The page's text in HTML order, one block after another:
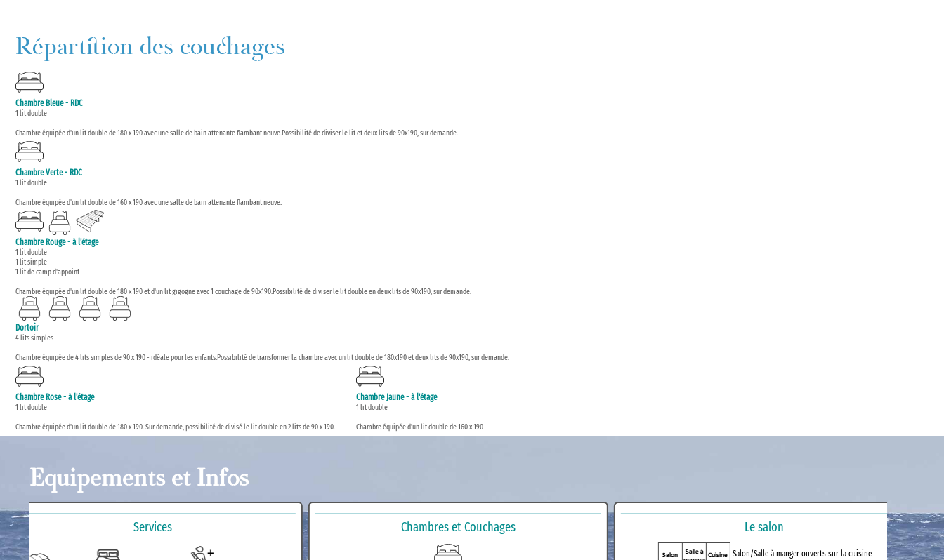
Répartition des couchages
Chambre Bleue - RDC
1 lit double
Chambre équipée d'un lit double de 180 x 190 avec une salle de bain attenante flambant neuve.Possibilité de diviser le lit et deux lits de 90x190, sur demande.
Chambre Verte - RDC
1 lit double
Chambre équipée d'un lit double de 160 x 190 avec une salle de bain attenante flambant neuve.
Chambre Rouge - à l'étage
1 lit double
1 lit simple
1 lit de camp d'appoint
Chambre équipée d'un lit double de 180 x 190 et d'un lit gigogne avec 1 couchage de 90x190.Possibilité de diviser le lit double en deux lits de 90x190, sur demande.
Dortoir
4 lits simples
Chambre équipée de 4 lits simples de 90 x 190 - idéale pour les enfants.Possibilité de transformer la chambre avec un lit double de 180x190 et deux lits de 90x190, sur demande.
Chambre Rose - à l'étage
1 lit double
Chambre équipée d'un lit double de 180 x 190. Sur demande, possibilité de divisé le lit double en 2 lits de 90 x 190.
Chambre Jaune - à l'étage
1 lit double
Chambre équipée d'un lit double de 160 x 190
Equipements et Infos
Chambres et Couchages Le salon
Salon/Salle à manger ouverts sur la cuisine
Services